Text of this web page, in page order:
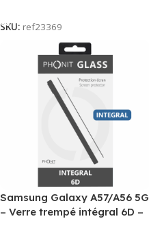
SKU: ref23369
Samsung Galaxy A57/A56 5G
– Verre trempé intégral 6D –